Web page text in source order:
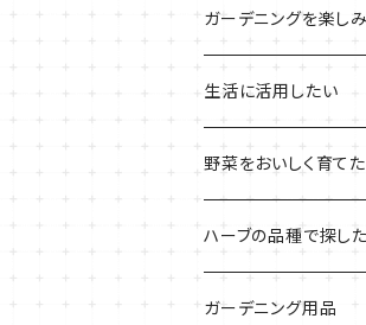
その他のプランターの
2021年のハロウィン
2021年のクリスマス
フレッシュハーブ
リラックスしたい時に
シャキッとしたい時に
デトックスに
気分で香りを楽しみ
料理の定番ハーブ
イタリア料理に
魚料理に
BBQ・肉料理に
サラダに使いたい
ガーデニングを楽し
花を楽しみたい
カラーリーフ
ハーブガーデンづくり
夏のハーブガーデンに
生活に活用したい
パーティーハーブ
インスタ映えハーブ
虫よけに使いたい
野菜をおいしく育て
トマトのコンパニオン
ジャガイモのコンパニ
ハーブの品種で探し
ミント・ハーブ苗
ガーデニング用品